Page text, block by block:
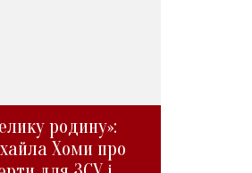
родину»:
Хоми про